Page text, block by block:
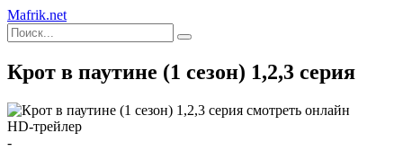
Mafrik.net
Крот в паутине (1 сезон) 1,2,3 серия
HD-трейлер
-